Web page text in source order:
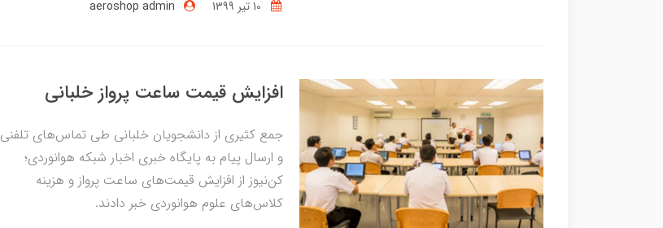
aeroshop admin
افزایش قیمت ساعت پرواز خلبانی
جمع کثیری از دانشجویان خلبانی طی تماس‌های تلفنی
و ارسال پیام به پایگاه خبری اخبار شبکه هوانوردی؛
کن‌نیوز از افزایش قیمت‌های ساعت پرواز و هزینه
کلاس‌های علوم هوانوردی خبر دادند.